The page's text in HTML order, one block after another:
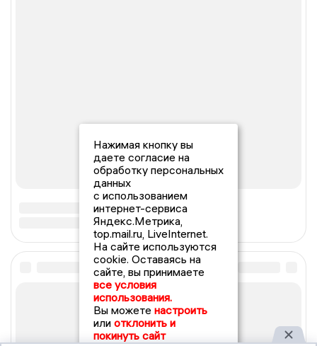
Нажимая кнопку вы
даете согласие на
обработку персональных
данных
с использованием
интернет-сервиса
Яндекс.Метрика,
top.mail.ru, LiveInternet.
На сайте используются
cookie. Оставаясь на
сайте, вы принимаете
все условия
использования.
Вы можете настроить
или отклонить и
покинуть сайт